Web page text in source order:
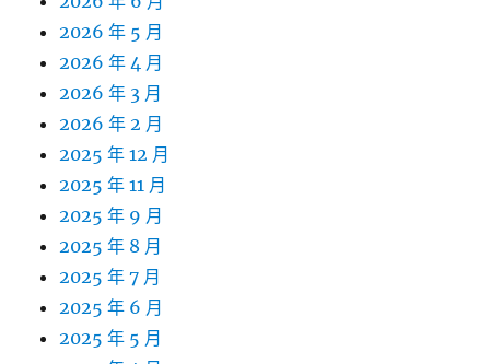
2026 年 5 月
2026 年 4 月
2026 年 3 月
2026 年 2 月
2025 年 12 月
2025 年 11 月
2025 年 9 月
2025 年 8 月
2025 年 7 月
2025 年 6 月
2025 年 5 月